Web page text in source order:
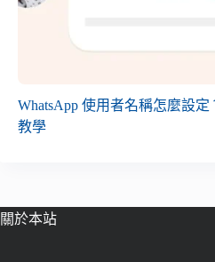
WhatsApp 使用者名稱怎麼設
教學
關於本站